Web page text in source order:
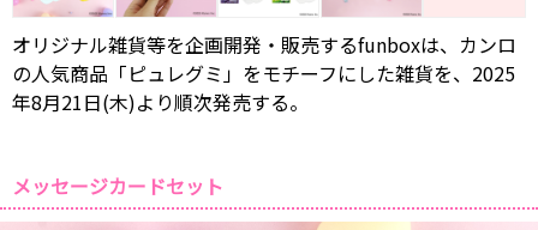
オリジナル雑貨等を企画開発・販売するfunboxは、カンロ
の人気商品「ピュレグミ」をモチーフにした雑貨を、2025
年8月21日(木)より順次発売する。
メッセージカードセット